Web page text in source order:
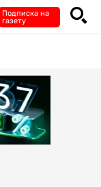
Подписка на
газету